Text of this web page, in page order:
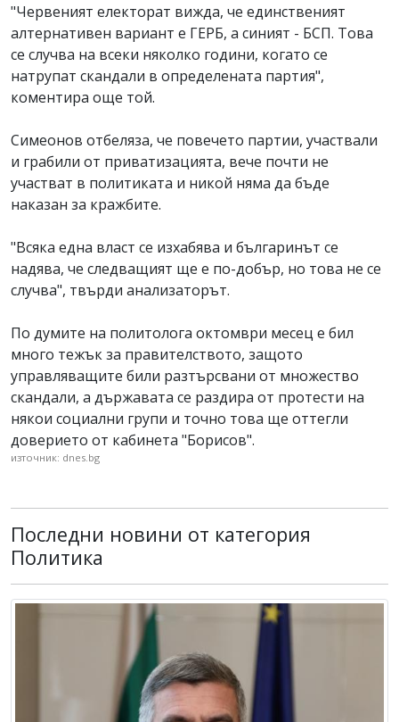
"Червеният електорат вижда, че единственият
алтернативен вариант е ГЕРБ, а синият - БСП. Това
се случва на всеки няколко години, когато се
натрупат скандали в определената партия",
коментира още той.
Симеонов отбеляза, че повечето партии, участвали
и грабили от приватизацията, вече почти не
участват в политиката и никой няма да бъде
наказан за кражбите.
"Всяка една власт се изхабява и българинът се
надява, че следващият ще е по-добър, но това не се
случва", твърди анализаторът.
По думите на политолога октомври месец е бил
много тежък за правителството, защото
управляващите били разтърсвани от множество
скандали, а държавата се раздира от протести на
някои социални групи и точно това ще оттегли
доверието от кабинета "Борисов".
източник: dnes.bg
Последни новини от категория
Политика